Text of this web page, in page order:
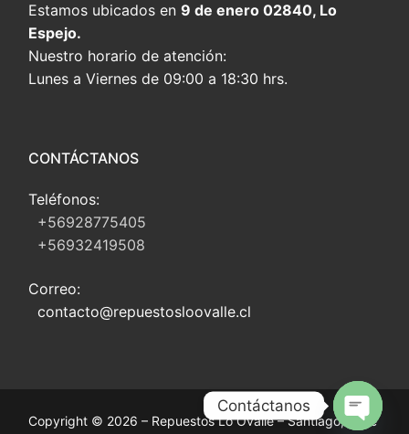
Estamos ubicados en 9 de enero 02840, Lo
Espejo.
Nuestro horario de atención:
Lunes a Viernes de 09:00 a 18:30 hrs.
CONTÁCTANOS
Teléfonos:
+56928775405
+56932419508
Correo:
contacto@repuestosloovalle.cl
Copyright © 2026 – Repuestos Lo Ovalle – Santiago, Chile
Contáctanos